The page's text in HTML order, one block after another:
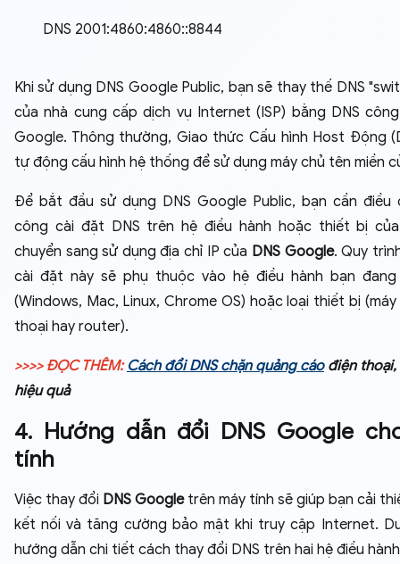
DNS 2001:4860:4860::8844
Khi sử dụng DNS Google Public, bạn sẽ thay thế DNS
của nhà cung cấp dịch vụ Internet (ISP) bằng DNS
Google. Thông thường, Giao thức Cấu hình Host Động
tự động cấu hình hệ thống để sử dụng máy chủ tên miền
Để bắt đầu sử dụng DNS Google Public, bạn cần điều
công cài đặt DNS trên hệ điều hành hoặc thiết bị
chuyển sang sử dụng địa chỉ IP của DNS Google. Quy
cài đặt này sẽ phụ thuộc vào hệ điều hành bạn
(Windows, Mac, Linux, Chrome OS) hoặc loại thiết bị
thoại hay router).
>>>> ĐỌC THÊM: Cách đổi DNS chặn quảng cáođiện thoại,
hiệu quả
4. Hướng dẫn đổi DNS Google
tính
Việc thay đổi DNS Googletrên máy tính sẽ giúp bạn cải
kết nối và tăng cường bảo mật khi truy cập Internet.
hướng dẫn chi tiết cách thay đổi DNS trên hai hệ điều